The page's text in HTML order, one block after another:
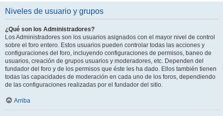
Niveles de usuario y grupos
¿Qué son los Administradores?
Los Administradores son los usuarios asignados con el mayor nivel de control
sobre el foro entero. Estos usuarios pueden controlar todas las acciones y
configuraciones del foro, incluyendo configuraciones de permisos, baneo de
usuarios, creación de grupos usuarios y moderadores, etc. Dependen del
fundador del foro y de los permisos que éste les ha dado. Ellos también tienen
todas las capacidades de moderación en cada uno de los foros, dependiendo
de las configuraciones realizadas por el fundador del sitio.
Arriba